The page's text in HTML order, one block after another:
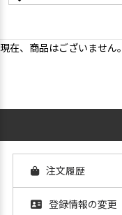
現在、商品はございません。
注文履歴
登録情報の変更